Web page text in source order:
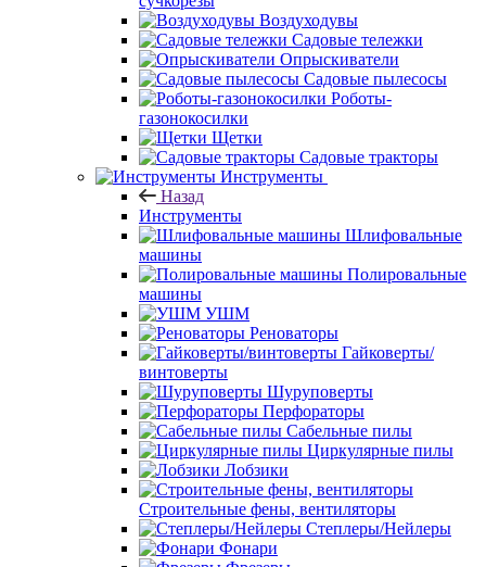
Воздуходувы
Садовые тележки
Опрыскиватели
Садовые пылесосы
Роботы-
газонокосилки
Щетки
Садовые тракторы
Инструменты
Назад
Инструменты
Шлифовальные
машины
Полировальные
машины
УШМ
Реноваторы
Гайковерты/
винтоверты
Шуруповерты
Перфораторы
Сабельные пилы
Циркулярные пилы
Лобзики
Строительные фены, вентиляторы
Степлеры/Нейлеры
Фонари